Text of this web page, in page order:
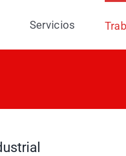
Servicios